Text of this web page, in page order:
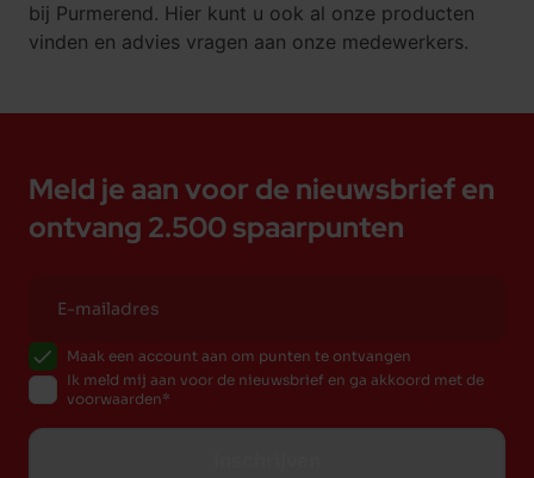
bij Purmerend. Hier kunt u ook al onze producten
vinden en advies vragen aan onze medewerkers.
Meld je aan voor de nieuwsbrief en
ontvang 2.500 spaarpunten
Maak een account aan om punten te ontvangen
Ik meld mij aan voor de nieuwsbrief en ga akkoord met de
voorwaarden